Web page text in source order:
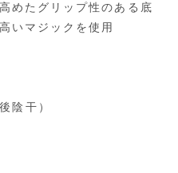
めたグリップ性のある底
いマジックを使用
陰干）